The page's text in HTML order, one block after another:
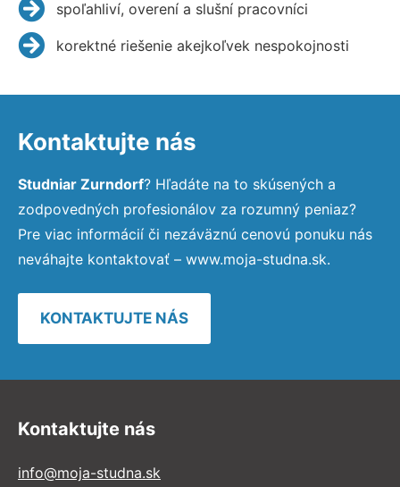
spoľahliví, overení a slušní pracovníci
korektné riešenie akejkoľvek nespokojnosti
Kontaktujte nás
Studniar Zurndorf? Hľadáte na to skúsených a
zodpovedných profesionálov za rozumný peniaz?
Pre viac informácií či nezáväznú cenovú ponuku nás
neváhajte kontaktovať – www.moja-studna.sk.
KONTAKTUJTE NÁS
Kontaktujte nás
info@moja-studna.sk